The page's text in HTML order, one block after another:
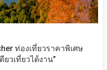
ท่องเที่ยวราคาพิเศษ
ยวเที่ยวได้งาน”